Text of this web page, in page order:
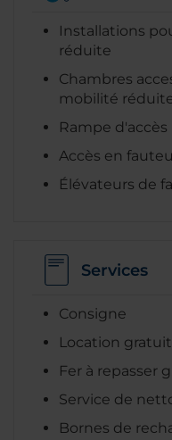
Installations
réduite
Chambres
mobilité
Rampe d'accès
Accès en
Élévateurs de
Services
Consigne
Location
Fer à repasser
Service de
Bornes de